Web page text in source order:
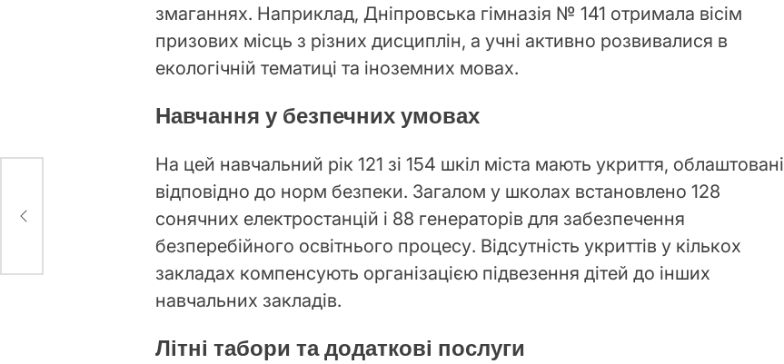
змаганнях. Наприклад, Дніпровська гімназія № 141 отримала вісім
призових місць з різних дисциплін, а учні активно розвивалися в
екологічній тематиці та іноземних мовах.
Навчання у безпечних умовах
На цей навчальний рік 121 зі 154 шкіл міста мають укриття, облаштовані
відповідно до норм безпеки. Загалом у школах встановлено 128
сонячних електростанцій і 88 генераторів для забезпечення
безперебійного освітнього процесу. Відсутність укриттів у кількох
закладах компенсують організацією підвезення дітей до інших
навчальних закладів.
Літні табори та додаткові послуги